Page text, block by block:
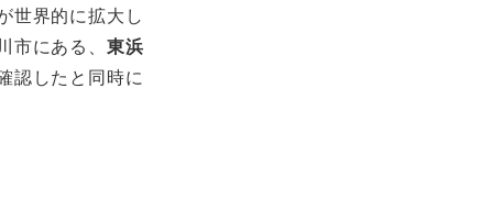
世界的に拡大し
にある、 東浜
認したと同時に